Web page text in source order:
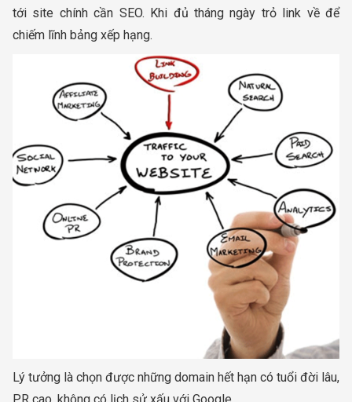
tới site chính cần SEO. Khi đủ tháng ngày trỏ link về để
chiếm lĩnh bảng xếp hạng.
Lý tưởng là chọn được những domain hết hạn có tuổi đời lâu,